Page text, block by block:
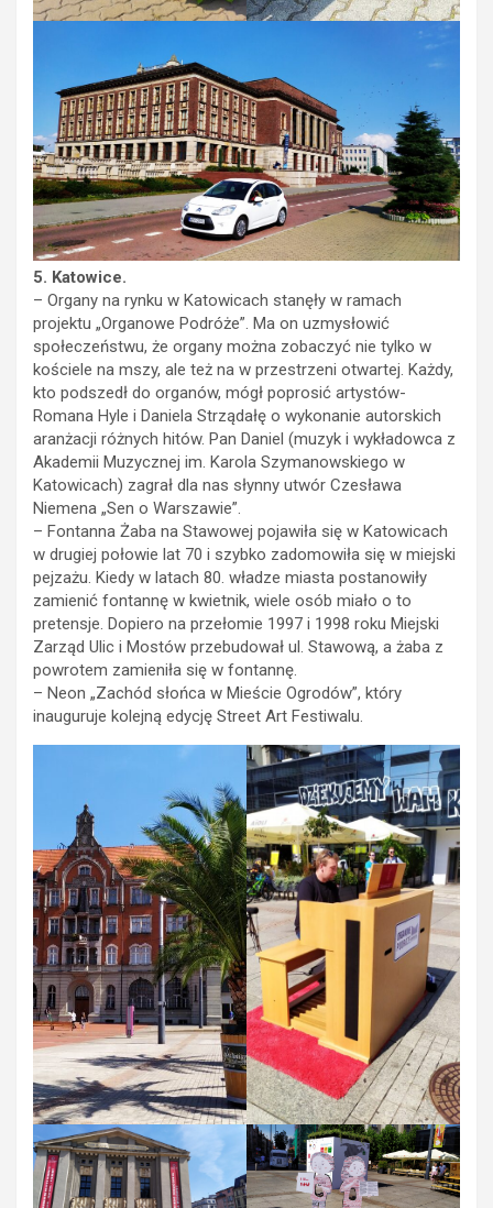
5. Katowice.
– Organy na rynku w Katowicach stanęły w ramach
projektu „Organowe Podróże”. Ma on uzmysłowić
społeczeństwu, że organy można zobaczyć nie tylko w
kościele na mszy, ale też na w przestrzeni otwartej. Każdy,
kto podszedł do organów, mógł poprosić artystów-
Romana Hyle i Daniela Strządałę o wykonanie autorskich
aranżacji różnych hitów. Pan Daniel (muzyk i wykładowca z
Akademii Muzycznej im. Karola Szymanowskiego w
Katowicach) zagrał dla nas słynny utwór Czesława
Niemena „Sen o Warszawie”.
– Fontanna Żaba na Stawowej pojawiła się w Katowicach
w drugiej połowie lat 70 i szybko zadomowiła się w miejski
pejzażu. Kiedy w latach 80. władze miasta postanowiły
zamienić fontannę w kwietnik, wiele osób miało o to
pretensje. Dopiero na przełomie 1997 i 1998 roku Miejski
Zarząd Ulic i Mostów przebudował ul. Stawową, a żaba z
powrotem zamieniła się w fontannę.
– Neon „Zachód słońca w Mieście Ogrodów”, który
inauguruje kolejną edycję Street Art Festiwalu.